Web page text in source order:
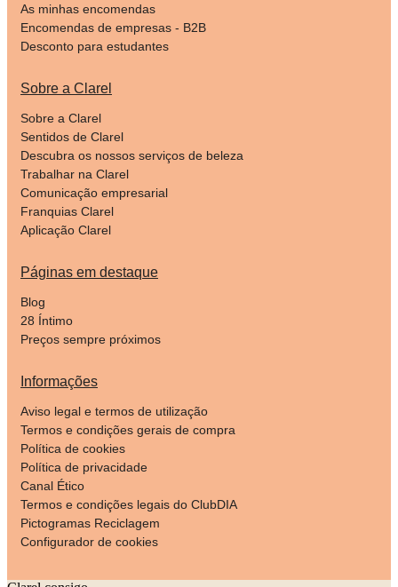
As minhas encomendas
Encomendas de empresas - B2B
Desconto para estudantes
Sobre a Clarel
Sobre a Clarel
Sentidos de Clarel
Descubra os nossos serviços de beleza
Trabalhar na Clarel
Comunicação empresarial
Franquias Clarel
Aplicação Clarel
Páginas em destaque
Blog
28 Íntimo
Preços sempre próximos
Informações
Aviso legal e termos de utilização
Termos e condições gerais de compra
Política de cookies
Política de privacidade
Canal Ético
Termos e condições legais do ClubDIA
Pictogramas Reciclagem
Configurador de cookies